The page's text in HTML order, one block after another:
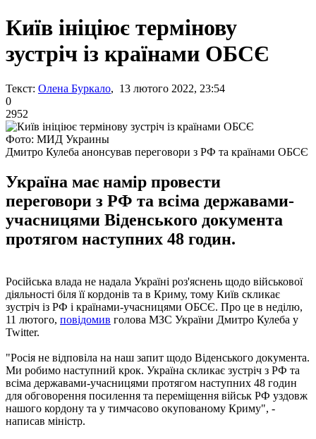
Київ ініціює термінову
зустріч із країнами ОБСЄ
Текст: Олена Буркало, 13 лютого 2022, 23:54
0
2952
Фото: МИД Украины
Дмитро Кулеба анонсував переговори з РФ та країнами ОБСЄ
Україна має намір провести
переговори з РФ та всіма державами-
учасницями Віденського документа
протягом наступних 48 годин.
Російська влада не надала Україні роз'яснень щодо військової
діяльності біля її кордонів та в Криму, тому Київ скликає
зустріч із РФ і країнами-учасницями ОБСЄ. Про це в неділю,
11 лютого, повідомив голова МЗС України Дмитро Кулеба у
Twitter.
"Росія не відповіла на наш запит щодо Віденського документа.
Ми робимо наступний крок. Україна скликає зустріч з РФ та
всіма державами-учасницями протягом наступних 48 годин
для обговорення посилення та переміщення військ РФ уздовж
нашого кордону та у тимчасово окупованому Криму", -
написав міністр.